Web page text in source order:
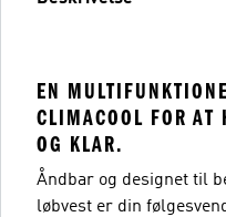
EN
CLIMACOOL FOR
OG KLAR.
Åndbar og designet til
løbvest er din